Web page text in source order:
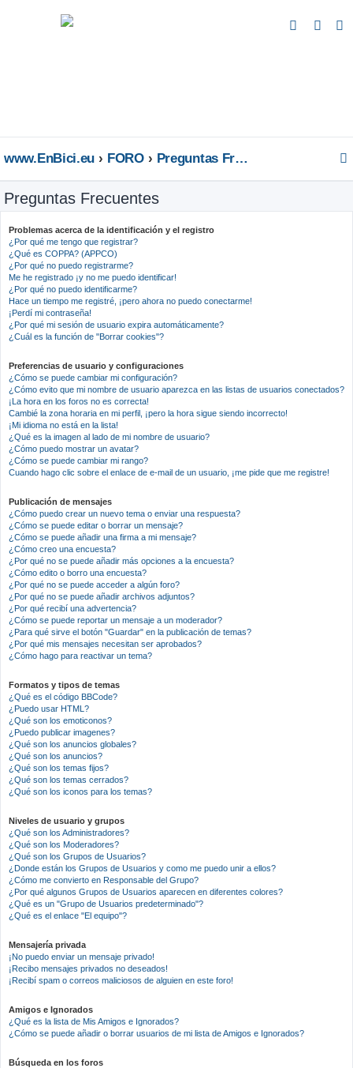
www.EnBici.eu FORO Preguntas Frecuentes
Preguntas Frecuentes
Problemas acerca de la identificación y el registro
¿Por qué me tengo que registrar?
¿Qué es COPPA? (APPCO)
¿Por qué no puedo registrarme?
Me he registrado ¡y no me puedo identificar!
¿Por qué no puedo identificarme?
Hace un tiempo me registré, ¡pero ahora no puedo conectarme!
¡Perdí mi contraseña!
¿Por qué mi sesión de usuario expira automáticamente?
¿Cuál es la función de "Borrar cookies"?
Preferencias de usuario y configuraciones
¿Cómo se puede cambiar mi configuración?
¿Cómo evito que mi nombre de usuario aparezca en las listas de usuarios conectados?
¡La hora en los foros no es correcta!
Cambié la zona horaria en mi perfil, ¡pero la hora sigue siendo incorrecto!
¡Mi idioma no está en la lista!
¿Qué es la imagen al lado de mi nombre de usuario?
¿Cómo puedo mostrar un avatar?
¿Cómo se puede cambiar mi rango?
Cuando hago clic sobre el enlace de e-mail de un usuario, ¡me pide que me registre!
Publicación de mensajes
¿Cómo puedo crear un nuevo tema o enviar una respuesta?
¿Cómo se puede editar o borrar un mensaje?
¿Cómo se puede añadir una firma a mi mensaje?
¿Cómo creo una encuesta?
¿Por qué no se puede añadir más opciones a la encuesta?
¿Cómo edito o borro una encuesta?
¿Por qué no se puede acceder a algún foro?
¿Por qué no se puede añadir archivos adjuntos?
¿Por qué recibí una advertencia?
¿Cómo se puede reportar un mensaje a un moderador?
¿Para qué sirve el botón "Guardar" en la publicación de temas?
¿Por qué mis mensajes necesitan ser aprobados?
¿Cómo hago para reactivar un tema?
Formatos y tipos de temas
¿Qué es el código BBCode?
¿Puedo usar HTML?
¿Qué son los emoticonos?
¿Puedo publicar imagenes?
¿Qué son los anuncios globales?
¿Qué son los anuncios?
¿Qué son los temas fijos?
¿Qué son los temas cerrados?
¿Qué son los iconos para los temas?
Niveles de usuario y grupos
¿Qué son los Administradores?
¿Qué son los Moderadores?
¿Qué son los Grupos de Usuarios?
¿Donde están los Grupos de Usuarios y como me puedo unir a ellos?
¿Cómo me convierto en Responsable del Grupo?
¿Por qué algunos Grupos de Usuarios aparecen en diferentes colores?
¿Qué es un "Grupo de Usuarios predeterminado"?
¿Qué es el enlace "El equipo"?
Mensajería privada
¡No puedo enviar un mensaje privado!
¡Recibo mensajes privados no deseados!
¡Recibí spam o correos maliciosos de alguien en este foro!
Amigos e Ignorados
¿Qué es la lista de Mis Amigos e Ignorados?
¿Cómo se puede añadir o borrar usuarios de mi lista de Amigos e Ignorados?
Búsqueda en los foros